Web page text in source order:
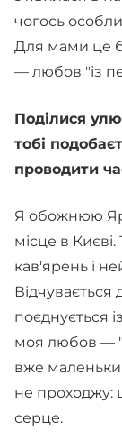
чогось
Для мами це
— любов "із
Поділися
тобі
проводити
Я обожнюю
місце в
кав'ярень і
Відчувається
поєднується
моя любов —
вже
не проходжу:
серце.